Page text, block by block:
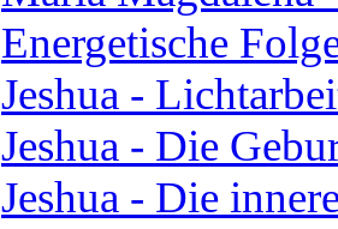
Energetische
Jeshua -
Jeshua - Die
Jeshua - Die